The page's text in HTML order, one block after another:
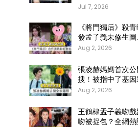
Jul 7, 2026
《將門獨后》殺
發孟子義未修生
Aug 2, 2026
張凌赫媽媽首次
搜！被指中了基因
Aug 2, 2026
王鶴棣孟子義吻
吻被捉包？全網熱